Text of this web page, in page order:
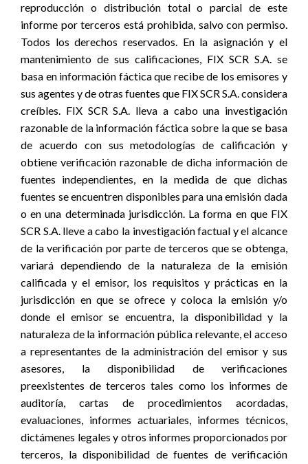
reproducción o distribución total o parcial de este
informe por terceros está prohibida, salvo con permiso.
Todos los derechos reservados. En la asignación y el
mantenimiento de sus calificaciones, FIX SCR S.A. se
basa en información fáctica que recibe de los emisores y
sus agentes y de otras fuentes que FIX SCR S.A. considera
creíbles. FIX SCR S.A. lleva a cabo una investigación
razonable de la información fáctica sobre la que se basa
de acuerdo con sus metodologías de calificación y
obtiene verificación razonable de dicha información de
fuentes independientes, en la medida de que dichas
fuentes se encuentren disponibles para una emisión dada
o en una determinada jurisdicción. La forma en que FIX
SCR S.A. lleve a cabo la investigación factual y el alcance
de la verificación por parte de terceros que se obtenga,
variará dependiendo de la naturaleza de la emisión
calificada y el emisor, los requisitos y prácticas en la
jurisdicción en que se ofrece y coloca la emisión y/o
donde el emisor se encuentra, la disponibilidad y la
naturaleza de la información pública relevante, el acceso
a representantes de la administración del emisor y sus
asesores, la disponibilidad de verificaciones
preexistentes de terceros tales como los informes de
auditoría, cartas de procedimientos acordadas,
evaluaciones, informes actuariales, informes técnicos,
dictámenes legales y otros informes proporcionados por
terceros, la disponibilidad de fuentes de verificación